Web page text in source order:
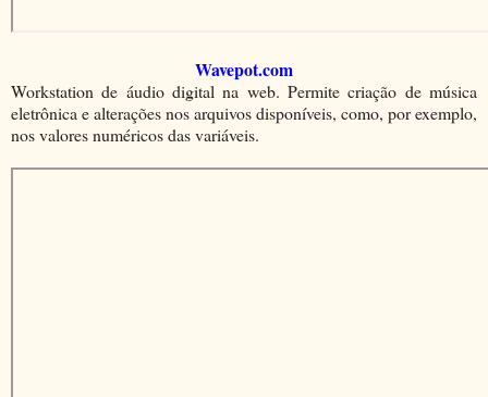
Wavepot.com
Workstation de áudio digital na web. Permite criação de música
eletrônica e alterações nos arquivos disponíveis, como, por exemplo,
nos valores numéricos das variáveis.